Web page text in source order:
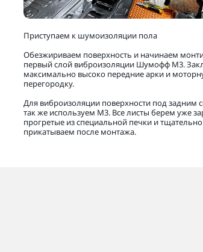
Приступаем к шумоизоляции пола
Обезжириваем поверхность и начинаем
первый слой виброизоляции Шумофф М3.
максимально высоко передние арки и
перегородку.
Для виброизоляции поверхности под задним
так же используем М3. Все листы берем уже
прогретые из специальной печки и тщательно
прикатываем после монтажа.